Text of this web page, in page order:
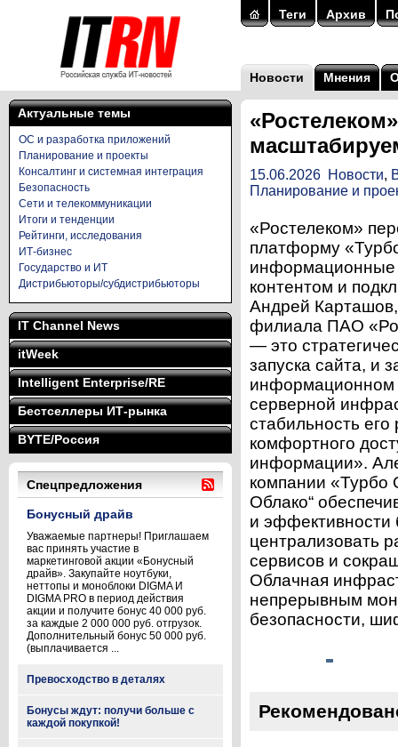
Теги Архив
Новости Мнения
Актуальные темы
ОС и разработка приложений
Планирование и проекты
Консалтинг и системная интеграция
Безопасность
Сети и телекоммуникации
Итоги и тенденции
Рейтинги, исследования
ИТ-бизнес
Государство и ИТ
Дистрибьюторы/субдистрибьюторы
IT Channel News
itWeek
Intelligent Enterprise/RE
Бестселлеры ИТ-рынка
BYTE/Россия
Спецпредложения
Бонусный драйв
Уважаемые партнеры! Приглашаем
вас принять участие в
маркетинговой акции «Бонусный
драйв». Закупайте ноутбуки,
неттопы и моноблоки DIGMA И
DIGMA PRO в период действия
акции и получите бонус 40 000 руб.
за каждые 2 000 000 руб. отгрузок.
Дополнительный бонус 50 000 руб.
(выплачивается ...
Превосходство в деталях
Бонусы ждут: получи больше с
каждой покупкой!
15.06.2026 Новости,
Планирование и
«Ростелеком»
платформу
информационные
контентом и
Андрей
филиала ПАО
— это
запуска сайта, и
информационном
серверной
стабильность
комфортного
информации».
компании «Турбо
Облако“
и эффективности
централизовать
сервисов и
Облачная
непрерывным
безопасности,